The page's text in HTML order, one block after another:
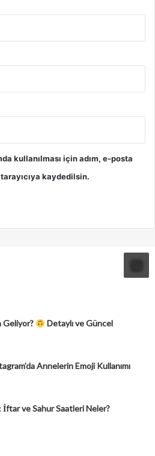
kullanılması için adım, e-posta
kaydedilsin.
Geliyor?
Detaylı ve Güncel
Annelerin Emoji Kullanımı
İftar ve Sahur Saatleri Neler?